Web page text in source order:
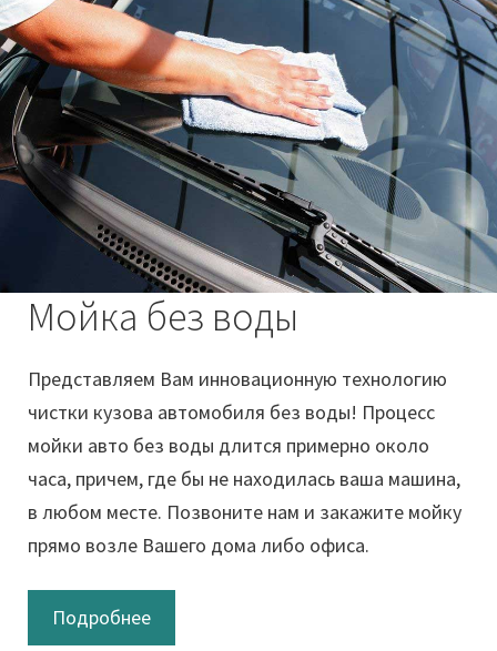
Мойка без воды
Представляем Вам инновационную технологию
чистки кузова автомобиля без воды! Процесс
мойки авто без воды длится примерно около
часа, причем, где бы не находилась ваша машина,
в любом месте. Позвоните нам и закажите мойку
прямо возле Вашего дома либо офиса.
Подробнее